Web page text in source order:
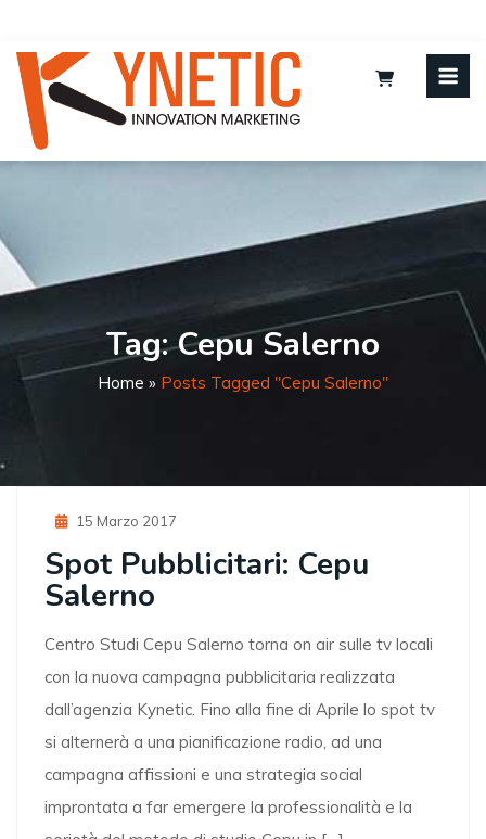
Tag:Cepu Salerno
Home » Posts Tagged "cepu Salerno"
Posted
15 Marzo 2017
Spot Pubblicitari: Cepu
Salerno
Centro Studi Cepu Salerno torna on air sulle tv locali
con la nuova campagna pubblicitaria realizzata
dall’agenzia Kynetic. Fino alla fine di Aprile lo spot tv
si alternerà a una pianificazione radio, ad una
campagna affissioni e una strategia social
improntata a far emergere la professionalità e la